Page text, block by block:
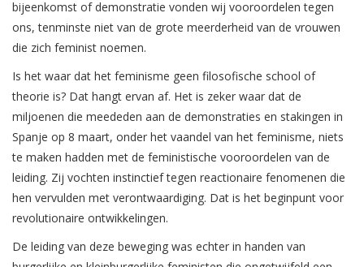
bijeenkomst of demonstratie vonden wij vooroordelen tegen
ons, tenminste niet van de grote meerderheid van de vrouwen
die zich feminist noemen.
Is het waar dat het feminisme geen filosofische school of
theorie is? Dat hangt ervan af. Het is zeker waar dat de
miljoenen die meededen aan de demonstraties en stakingen in
Spanje op 8 maart, onder het vaandel van het feminisme, niets
te maken hadden met de feministische vooroordelen van de
leiding. Zij vochten instinctief tegen reactionaire fenomenen die
hen vervulden met verontwaardiging. Dat is het beginpunt voor
revolutionaire ontwikkelingen.
De leiding van deze beweging was echter in handen van